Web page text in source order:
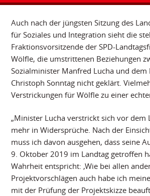
Auch nach der jüngsten Sitzung des
für Soziales und Integration sieht die
Fraktionsvorsitzende der SPD-
Wölfle, die umstrittenen Beziehungen
Sozialminister Manfred Lucha und dem
Christoph Sonntag nicht geklärt.
Verstrickungen für Wölfle zu einer
„Minister Lucha verstrickt sich vor dem
mehr in Widersprüche. Nach der
muss ich davon ausgehen, dass seine
9. Oktober 2019 im Landtag getroffen
Wahrheit entspricht: ‚Wie bei allen
Projektvorschlägen auch habe ich
mit der Prüfung der Projektskizze